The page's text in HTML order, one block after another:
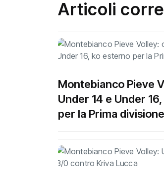
Articoli
Montebianco Pieve
Under 14 e Under
per la Prima divisione